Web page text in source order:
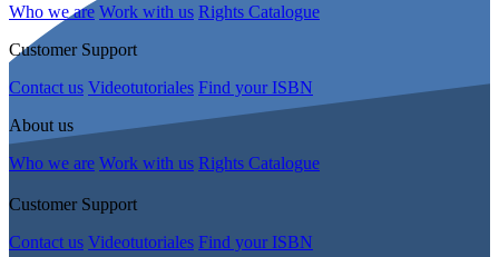
Who we are Work with us Rights Catalogue
Customer Support
Contact us Videotutoriales Find your ISBN
About us
Who we are Work with us Rights Catalogue
Customer Support
Contact us Videotutoriales Find your ISBN